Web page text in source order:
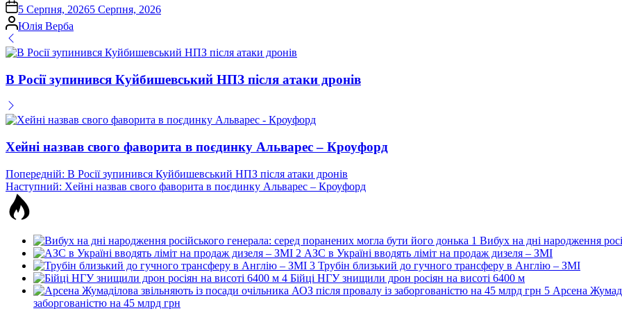
on 5 Серпня, 20265 Серпня, 2026
Опубліковано
Юлія Верба
В Росії зупинився Куйбишевський НПЗ після атаки дронів
Хейні назвав свого фаворита в поєдинку Альварес – Кроуфорд
Навігація
записів
Попередній: В Росії зупинився Куйбишевський НПЗ після атаки дронів
Наступний: Хейні назвав свого фаворита в поєдинку Альварес – Кроуфорд
1 Вибух на дні народження
2 АЗС в Україні вводять ліміт на продаж дизеля – ЗМІ
3 Трубін близький до гучного трансферу в Англію – ЗМІ
4 Бійці НГУ знищили дрон росіян на висоті 6400 м
5 Арсена
заборгованістю на 45 млрд грн